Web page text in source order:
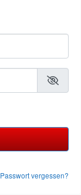
Passwort vergessen?